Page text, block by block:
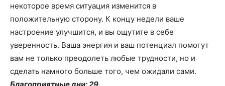
некоторое время ситуация изменится в
положительную сторону. К концу недели ваше
настроение улучшится, и вы ощутите в себе
уверенность. Ваша энергия и ваш потенциал помогут
вам не только преодолеть любые трудности, но и
сделать намного больше того, чем ожидали сами.
Благоприятные дни: 29.